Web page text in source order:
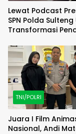
Lewat Podcast
SPN Polda Sulteng
Transformasi
TNI/POLRI
Juara I Film
Nasional, Andi